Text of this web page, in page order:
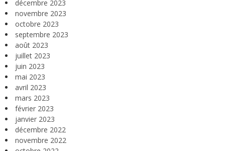
décembre 2023
novembre 2023
octobre 2023
septembre 2023
août 2023
juillet 2023
juin 2023
mai 2023
avril 2023
mars 2023
février 2023
janvier 2023
décembre 2022
novembre 2022